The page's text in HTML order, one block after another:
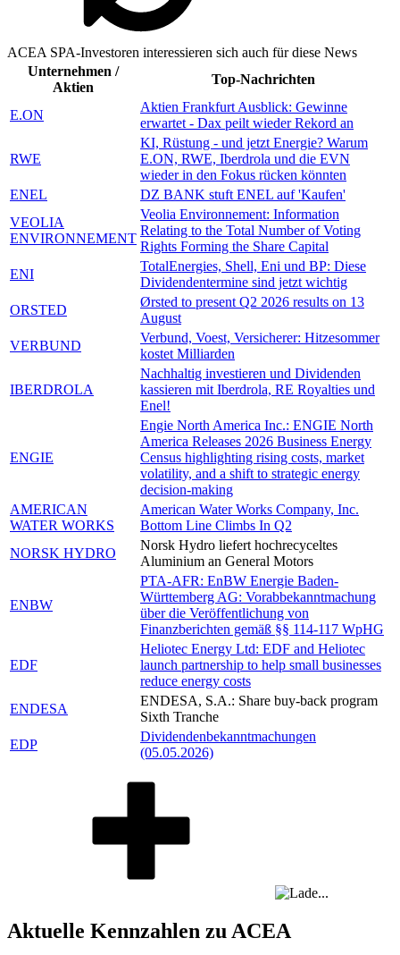
ACEA SPA-Investoren interessieren sich auch für diese News
Unternehmen /
Aktien
Top-Nachrichten
E.ON
Aktien Frankfurt Ausblick: Gewinne
erwartet - Dax peilt wieder Rekord an
RWE
KI, Rüstung - und jetzt Energie? Warum
E.ON, RWE, Iberdrola und die EVN
wieder in den Fokus rücken könnten
ENEL
DZ BANK stuft ENEL auf 'Kaufen'
VEOLIA
ENVIRONNEMENT
Veolia Environnement: Information
Relating to the Total Number of Voting
Rights Forming the Share Capital
ENI
TotalEnergies, Shell, Eni und BP: Diese
Dividendentermine sind jetzt wichtig
ORSTED
Ørsted to present Q2 2026 results on 13
August
VERBUND
Verbund, Voest, Versicherer: Hitzesommer
kostet Milliarden
IBERDROLA
Nachhaltig investieren und Dividenden
kassieren mit Iberdrola, RE Royalties und
Enel!
ENGIE
Engie North America Inc.: ENGIE North
America Releases 2026 Business Energy
Census highlighting rising costs, market
volatility, and a shift to strategic energy
decision-making
AMERICAN
WATER WORKS
American Water Works Company, Inc.
Bottom Line Climbs In Q2
NORSK HYDRO
Norsk Hydro liefert hochrecyceltes
Aluminium an General Motors
ENBW
PTA-AFR: EnBW Energie Baden-
Württemberg AG: Vorabbekanntmachung
über die Veröffentlichung von
Finanzberichten gemäß §§ 114-117 WpHG
EDF
Heliotec Energy Ltd: EDF and Heliotec
launch partnership to help small businesses
reduce energy costs
ENDESA
ENDESA, S.A.: Share buy-back program
Sixth Tranche
EDP
Dividendenbekanntmachungen
(05.05.2026)
Aktuelle Kennzahlen zu ACEA